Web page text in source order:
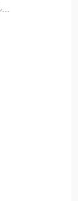
【 即日発送OK ・ 日本製 】 18金 ゴールド ダイヤモンド ネックレス [コルソ] 普段使い 華奢 シンプル レディース ダイヤ 一粒 ひと粒 女性用 結婚式 トップ 誕生日 プレゼント K18 18k gold k18ネックレス あす楽